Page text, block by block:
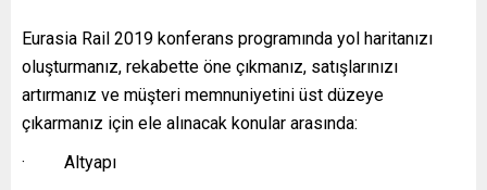
Eurasia Rail 2019 konferans programında yol haritanızı
oluşturmanız, rekabette öne çıkmanız, satışlarınızı
artırmanız ve müşteri memnuniyetini üst düzeye
çıkarmanız için ele alınacak konular arasında:
· Altyapı